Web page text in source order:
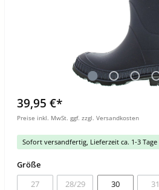
39,95 €*
Preise inkl. MwSt. ggf. zzgl. Versandkosten
Sofort versandfertig, Lieferzeit ca. 1-3 Tage
Größe
27
28/29 30 31